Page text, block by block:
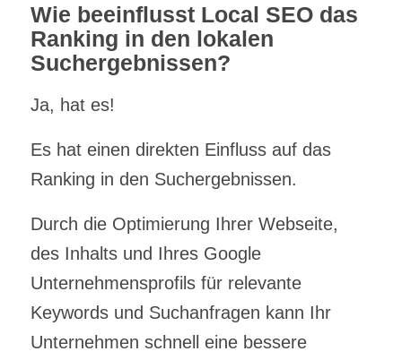
Wie beeinflusst Local SEO das
Ranking in den lokalen
Suchergebnissen?
Ja, hat es!
Es hat einen direkten Einfluss auf das
Ranking in den Suchergebnissen.
Durch die Optimierung Ihrer Webseite,
des Inhalts und Ihres Google
Unternehmensprofils für relevante
Keywords und Suchanfragen kann Ihr
Unternehmen schnell eine bessere